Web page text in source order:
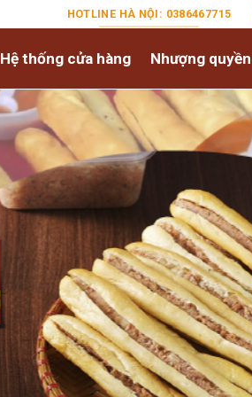
HOTLINE HÀ NỘI: 0386467715
Hệ thống cửa hàng Nhượng quyền